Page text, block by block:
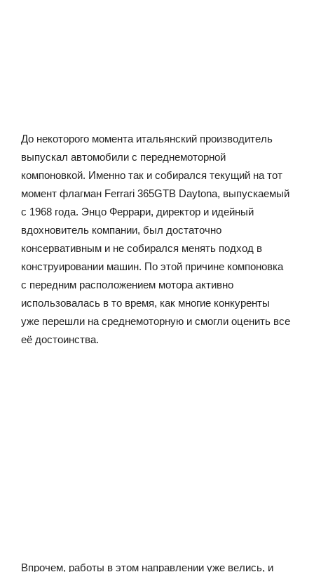
До некоторого момента итальянский производитель
выпускал автомобили с переднемоторной
компоновкой. Именно так и собирался текущий на тот
момент флагман Ferrari 365GTB Daytona, выпускаемый
с 1968 года. Энцо Феррари, директор и идейный
вдохновитель компании, был достаточно
консервативным и не собирался менять подход в
конструировании машин. По этой причине компоновка
с передним расположением мотора активно
использовалась в то время, как многие конкуренты
уже перешли на среднемоторную и смогли оценить все
её достоинства.
Впрочем, работы в этом направлении уже велись, и